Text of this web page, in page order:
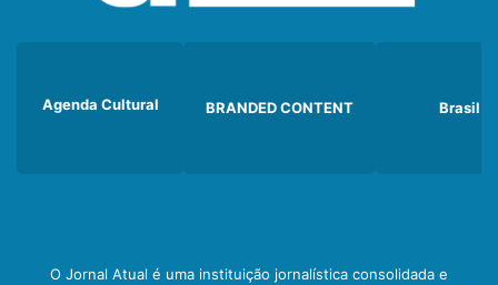
Agenda Cultural BRANDED CONTENT Brasil
O Jornal Atual é uma instituição jornalística consolidada e